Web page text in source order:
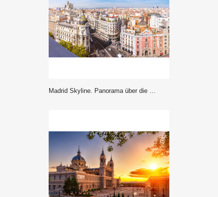
Madrid Skyline. Panorama über die Hauptstadt von Spanien mit Aussicht auf die Gran Via und dem Metropolis Haus.